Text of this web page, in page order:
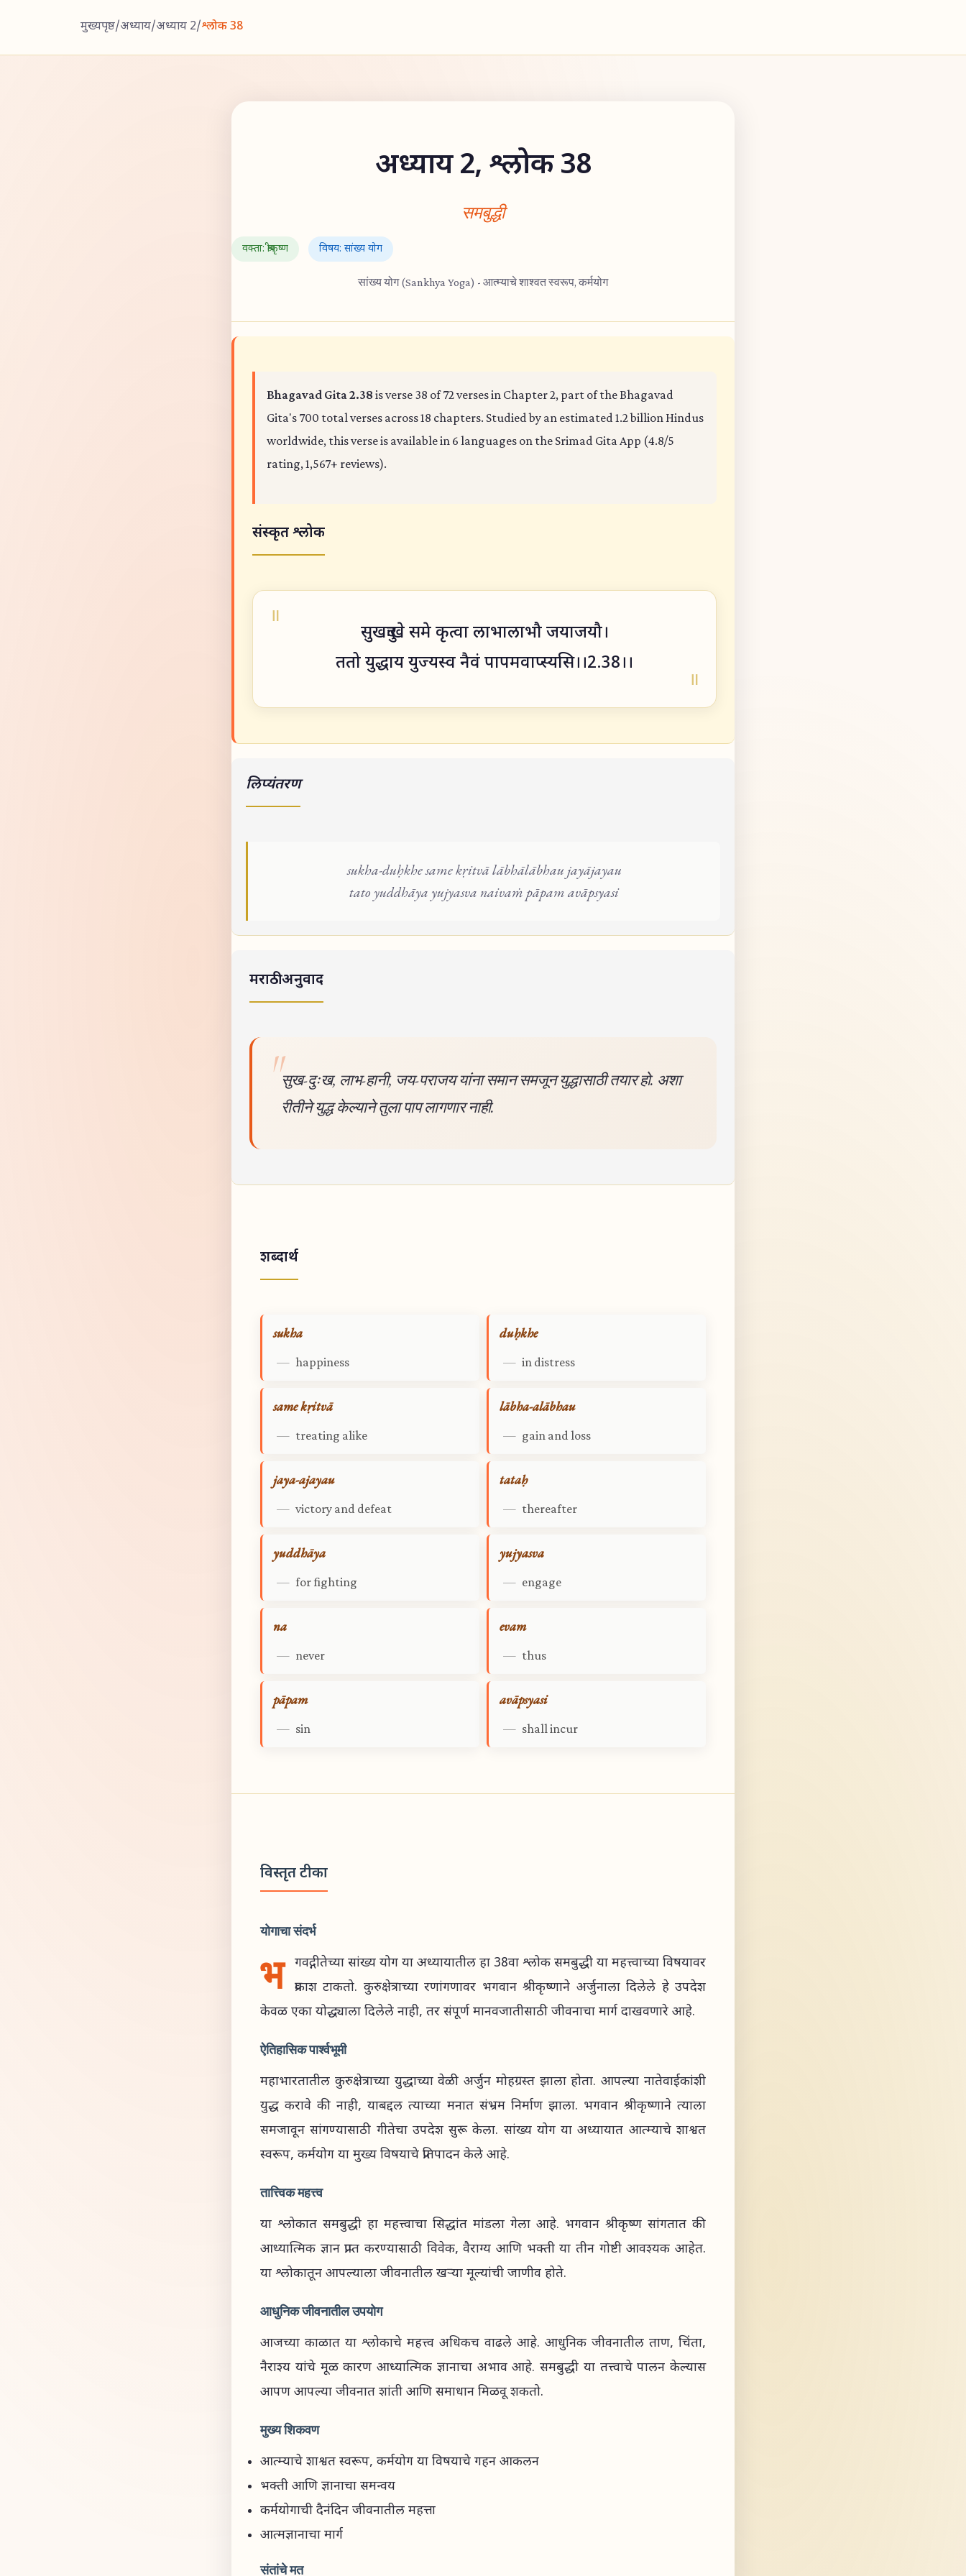
मुख्यपृष्ठ/अध्याय/अध्याय 2/श्लोक 38
अध्याय 2, श्लोक 38
समबुद्धी
वक्ता: श्रीकृष्ण विषय: सांख्य योग
सांख्य योग (Sankhya Yoga) - आत्म्याचे शाश्वत स्वरूप, कर्मयोग
Bhagavad Gita 2.38 is verse 38 of 72 verses in Chapter 2, part of the Bhagavad
Gita's 700 total verses across 18 chapters. Studied by an estimated 1.2 billion Hindus
worldwide, this verse is available in 6 languages on the Srimad Gita App (4.8/5
rating, 1,567+ reviews).
संस्कृत श्लोक
सुखदुःखे समे कृत्वा लाभालाभौ जयाजयौ।
ततो युद्धाय युज्यस्व नैवं पापमवाप्स्यसि।।2.38।।
लिप्यंतरण
sukha-duḥkhe same kṛitvā lābhālābhau jayājayau
tato yuddhāya yujyasva naivaṁ pāpam avāpsyasi
मराठी अनुवाद
सुख-दुःख, लाभ-हानी, जय-पराजय यांना समान समजून युद्धासाठी तयार हो. अशा
रीतीने युद्ध केल्याने तुला पाप लागणार नाही.
शब्दार्थ
sukha
— happiness
duḥkhe
— in distress
same kṛitvā
— treating alike
lābha-alābhau
— gain and loss
jaya-ajayau
— victory and defeat
tataḥ
— thereafter
yuddhāya
— for fighting
yujyasva
— engage
na
— never
evam
— thus
pāpam
— sin
avāpsyasi
— shall incur
विस्तृत टीका
योगाचा संदर्भ
भ
गवद्गीतेच्या सांख्य योग या अध्यायातील हा 38वा श्लोक समबुद्धी या महत्त्वाच्या विषयावर
प्रकाश टाकतो. कुरुक्षेत्राच्या रणांगणावर भगवान श्रीकृष्णाने अर्जुनाला दिलेले हे उपदेश
केवळ एका योद्ध्याला दिलेले नाही, तर संपूर्ण मानवजातीसाठी जीवनाचा मार्ग दाखवणारे आहे.
ऐतिहासिक पार्श्वभूमी
महाभारतातील कुरुक्षेत्राच्या युद्धाच्या वेळी अर्जुन मोहग्रस्त झाला होता. आपल्या नातेवाईकांशी
युद्ध करावे की नाही, याबद्दल त्याच्या मनात संभ्रम निर्माण झाला. भगवान श्रीकृष्णाने त्याला
समजावून सांगण्यासाठी गीतेचा उपदेश सुरू केला. सांख्य योग या अध्यायात आत्म्याचे शाश्वत
स्वरूप, कर्मयोग या मुख्य विषयाचे प्रतिपादन केले आहे.
तात्त्विक महत्त्व
या श्लोकात समबुद्धी हा महत्त्वाचा सिद्धांत मांडला गेला आहे. भगवान श्रीकृष्ण सांगतात की
आध्यात्मिक ज्ञान प्राप्त करण्यासाठी विवेक, वैराग्य आणि भक्ती या तीन गोष्टी आवश्यक आहेत.
या श्लोकातून आपल्याला जीवनातील खऱ्या मूल्यांची जाणीव होते.
आधुनिक जीवनातील उपयोग
आजच्या काळात या श्लोकाचे महत्त्व अधिकच वाढले आहे. आधुनिक जीवनातील ताण, चिंता,
नैराश्य यांचे मूळ कारण आध्यात्मिक ज्ञानाचा अभाव आहे. समबुद्धी या तत्त्वाचे पालन केल्यास
आपण आपल्या जीवनात शांती आणि समाधान मिळवू शकतो.
मुख्य शिकवण
आत्म्याचे शाश्वत स्वरूप, कर्मयोग या विषयाचे गहन आकलन
भक्ती आणि ज्ञानाचा समन्वय
कर्मयोगाची दैनंदिन जीवनातील महत्ता
आत्मज्ञानाचा मार्ग
संतांचे मत